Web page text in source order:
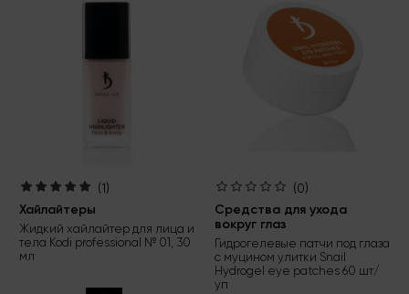
(1)
Хайлайтеры
Жидкий хайлайтер для лица и
тела Kodi professional № 01, 30
мл
(0)
Средства для ухода
вокруг глаз
Гидрогелевые патчи под глаза
с муцином улитки Snail
Hydrogel eye patches 60 шт/
уп